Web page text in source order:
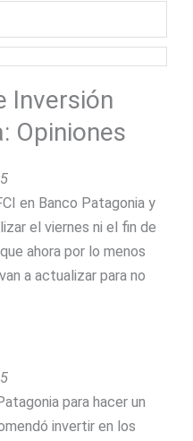
Inversión
Opiniones
en Banco Patagonia y
el viernes ni el fin de
ahora por lo menos
a actualizar para no
para hacer un
invertir en los